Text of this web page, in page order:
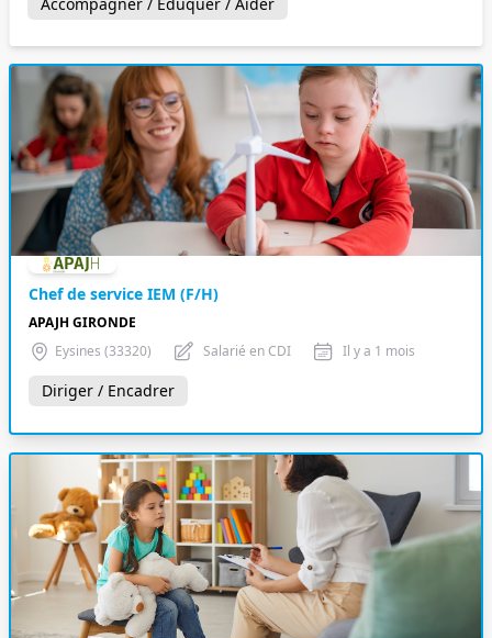
Chef de service IEM (F/H)
APAJH GIRONDE
Eysines (33320)
Salarié en CDI Il y a 1 mois
Diriger / Encadrer